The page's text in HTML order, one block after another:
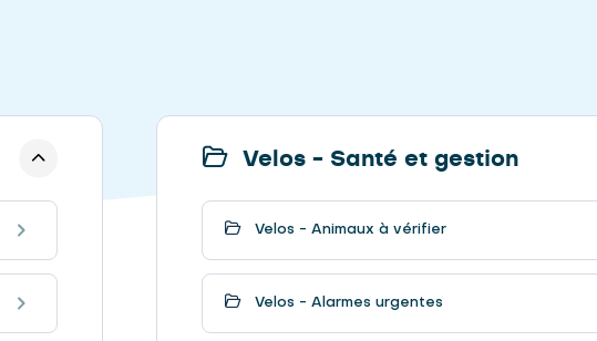
Velos - Santé et gestion
Velos - Animaux à vérifier
Velos - Alarmes urgentes